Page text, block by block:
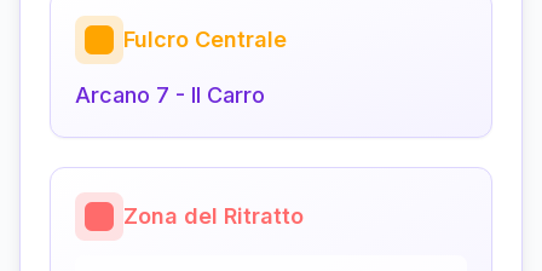
Fulcro Centrale
Arcano 7 - Il Carro
Zona del Ritratto